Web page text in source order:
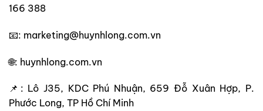
166 388
📧: marketing@huynhlong.com.vn
🌐: huynhlong.com.vn
📌: Lô J35, KDC Phú Nhuận, 659 Đỗ Xuân Hợp, P.
Phước Long, TP Hồ Chí Minh